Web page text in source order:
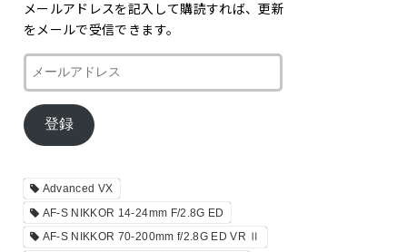
メールアドレスを記入して購読すれば、更新
をメールで受信できます。
ル
ア
ド
ス
登録
Advanced VX
AF-S NIKKOR 14-24mm F/2.8G ED
AF-S NIKKOR 70-200mm f/2.8G ED VR Ⅱ